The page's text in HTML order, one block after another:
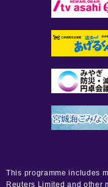
This programme includes
Reuters Limited and other